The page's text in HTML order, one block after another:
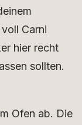
Carni
hier recht
sollten.
Ofen ab. Die